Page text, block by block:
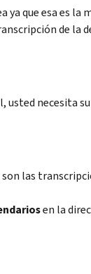
que esa es la
de la
necesita
las
en la